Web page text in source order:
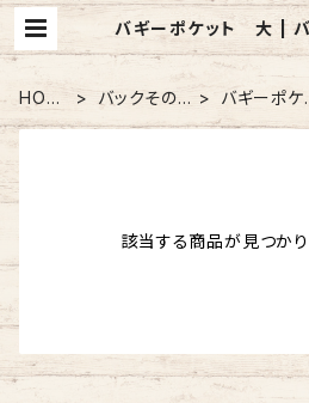
バギーポケット 大 |
お店 mon
HOM
E
バックその
他
バギーポケ
ト
該当する商品が見つかり